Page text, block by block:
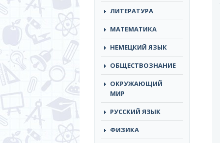
ЛИТЕРАТУРА
МАТЕМАТИКА
НЕМЕЦКИЙ ЯЗЫК
ОБЩЕСТВОЗНАНИЕ
ОКРУЖАЮЩИЙ
МИР
РУССКИЙ ЯЗЫК
ФИЗИКА